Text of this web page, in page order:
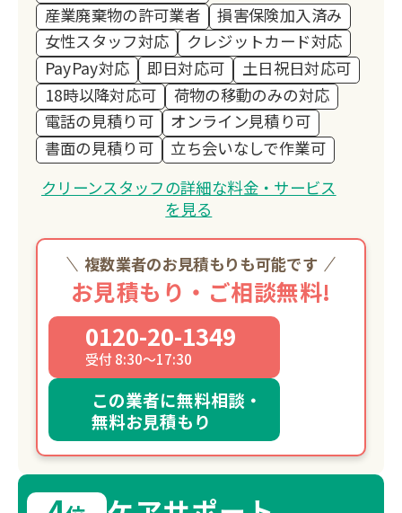
産業廃棄物の許可業者
損害保険加入済み
女性スタッフ対応
クレジットカード対応
PayPay対応
即日対応可
土日祝日対応可
18時以降対応可
荷物の移動のみの対応
電話の見積り可
オンライン見積り可
書面の見積り可
立ち会いなしで作業可
クリーンスタッフの詳細な料金・サービス
を見る
複数業者のお見積もりも可能です
お見積もり・ご相談無料!
0120-20-1349
受付 8:30～17:30
この業者に無料相談・
無料お見積もり